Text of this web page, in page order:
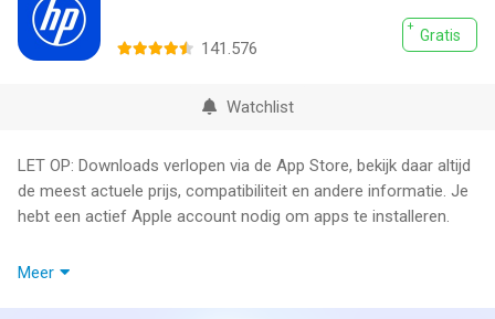
Gratis
141.576
Watchlist
LET OP: Downloads verlopen via de App Store, bekijk daar altijd
de meest actuele prijs, compatibiliteit en andere informatie. Je
hebt een actief Apple account nodig om apps te installeren.
Dit is de ideale app voor al je HP apparaten. Configureer je
Meer